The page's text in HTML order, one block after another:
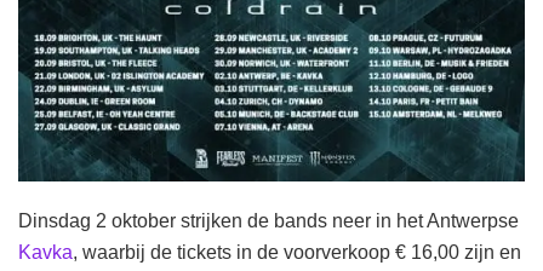
Dinsdag 2 oktober strijken de bands neer in het Antwerpse
Kavka, waarbij de tickets in de voorverkoop € 16,00 zijn en